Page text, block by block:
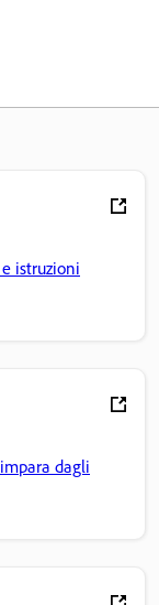
istruzioni
dagli